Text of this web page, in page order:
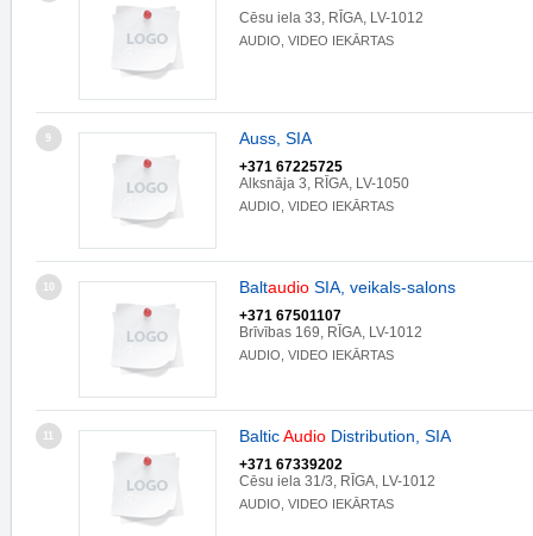
Cēsu iela 33, RĪGA, LV-1012
AUDIO, VIDEO IEKĀRTAS
9 Auss, SIA
+371 67225725
Alksnāja 3, RĪGA, LV-1050
AUDIO, VIDEO IEKĀRTAS
10 Baltaudio SIA, veikals-salons
+371 67501107
Brīvības 169, RĪGA, LV-1012
AUDIO, VIDEO IEKĀRTAS
11 BalticAudio Distribution, SIA
+371 67339202
Cēsu iela 31/3, RĪGA, LV-1012
AUDIO, VIDEO IEKĀRTAS